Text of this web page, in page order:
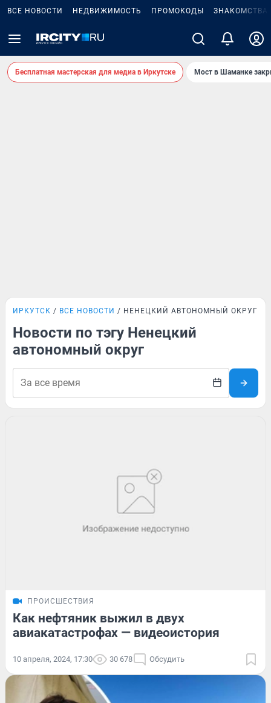
ВСЕ НОВОСТИ НЕДВИЖИМОСТЬ ПРОМОКОДЫ ЗНАКОМСТВА
Бесплатная мастерская для медиа в Иркутске Мост в Шаманке
ИРКУТСК ВСЕ НОВОСТИ НЕНЕЦКИЙ АВТОНОМНЫЙ ОКРУГ
Новости по тэгу Ненецкий
автономный округ
ПРОИСШЕСТВИЯ
Как нефтяник выжил в двух
авиакатастрофах — видеоистория
10 апреля, 2024, 17:30 30 678 Обсудить